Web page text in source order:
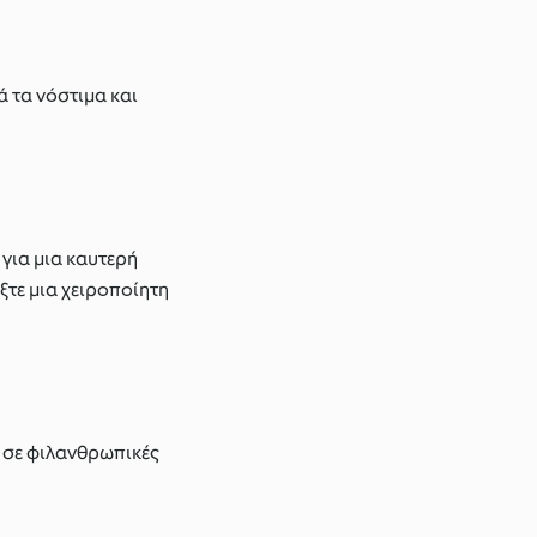
τα νόστιμα και
για μια καυτερή
μια χειροποίητη
φιλανθρωπικές